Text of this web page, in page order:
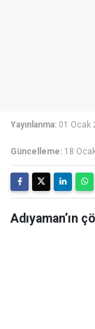
Yayınlanma: 01 Ocak
Güncelleme: 18
Adıyaman’ın